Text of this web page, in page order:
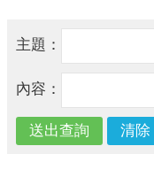
機
簡
便
主題：
內容：